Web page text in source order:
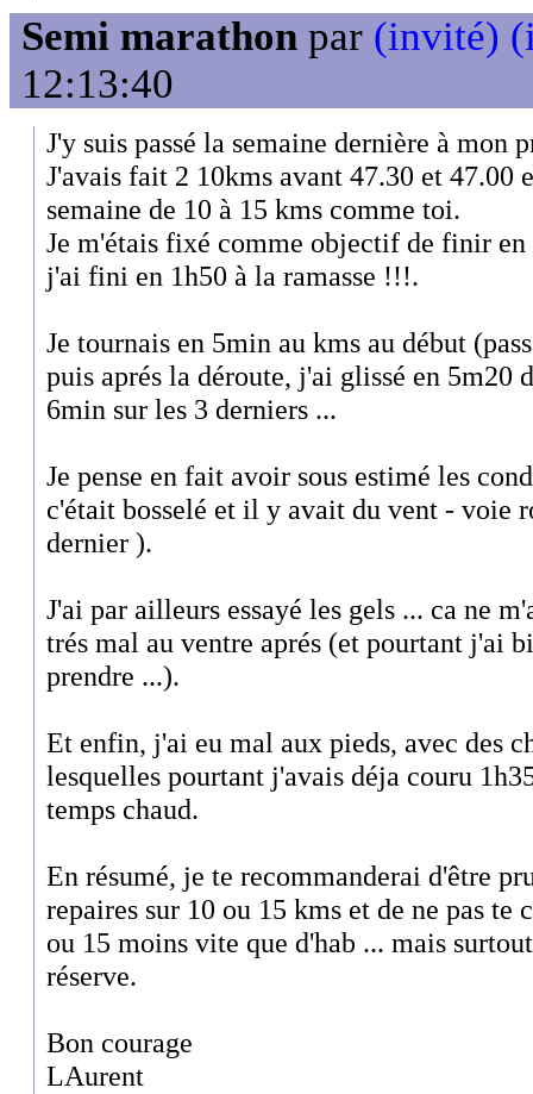
Semi marathon par (invité)
12:13:40
J'y suis passé la semaine dernière à mon
J'avais fait 2 10kms avant 47.30 et 47.00
semaine de 10 à 15 kms comme toi.
Je m'étais fixé comme objectif de finir
j'ai fini en 1h50 à la ramasse !!!.
Je tournais en 5min au kms au début
puis aprés la déroute, j'ai glissé en 5m20
6min sur les 3 derniers ...
Je pense en fait avoir sous estimé les
c'était bosselé et il y avait du vent - voie
dernier ).
J'ai par ailleurs essayé les gels ... ca ne
trés mal au ventre aprés (et pourtant j'ai
prendre ...).
Et enfin, j'ai eu mal aux pieds, avec des
lesquelles pourtant j'avais déja couru
temps chaud.
En résumé, je te recommanderai d'être
repaires sur 10 ou 15 kms et de ne pas te
ou 15 moins vite que d'hab ... mais
réserve.
Bon courage
LAurent